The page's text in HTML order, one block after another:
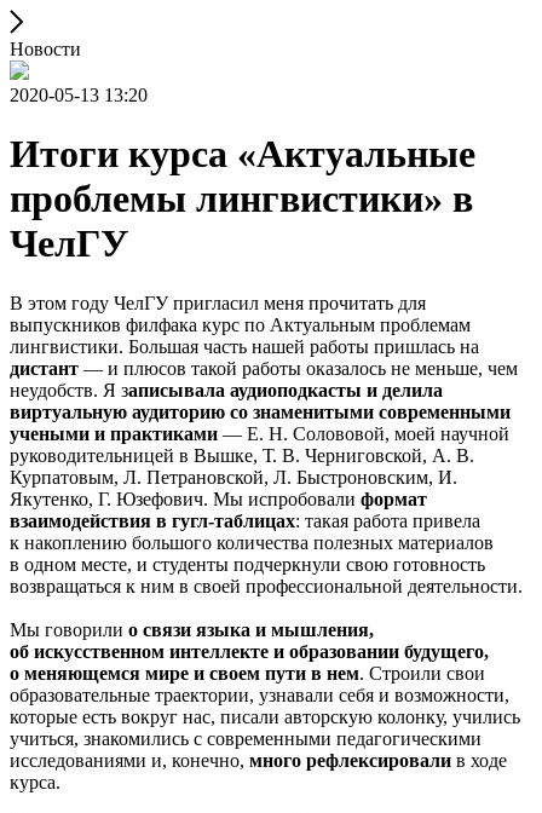
Новости
2020-05-13 13:20
Итоги курса «Актуальные
проблемы лингвистики» в
ЧелГУ
В этом году ЧелГУ пригласил меня прочитать для
выпускников филфака курс по Актуальным проблемам
лингвистики. Большая часть нашей работы пришлась на
дистант — и плюсов такой работы оказалось не меньше, чем
неудобств. Я записывала аудиоподкасты и делила
виртуальную аудиторию со знаменитыми современными
учеными и практиками — Е. Н. Солововой, моей научной
руководительницей в Вышке, Т. В. Черниговской, А. В.
Курпатовым, Л. Петрановской, Л. Быстроновским, И.
Якутенко, Г. Юзефович. Мы испробовали формат
взаимодействия в гугл-таблицах: такая работа привела
к накоплению большого количества полезных материалов
в одном месте, и студенты подчеркнули свою готовность
возвращаться к ним в своей профессиональной деятельности.
Мы говорили о связи языка и мышления,
об искусственном интеллекте и образовании будущего,
о меняющемся мире и своем пути в нем. Строили свои
образовательные траектории, узнавали себя и возможности,
которые есть вокруг нас, писали авторскую колонку, учились
учиться, знакомились с современными педагогическими
исследованиями и, конечно, много рефлексировали в ходе
курса.